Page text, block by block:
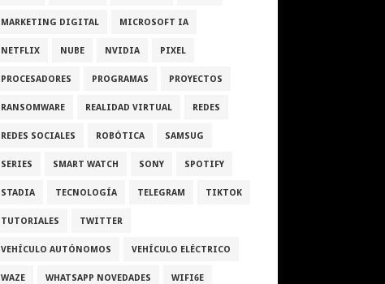
MARKETING DIGITAL MICROSOFT IA
NETFLIX NUBE NVIDIA PIXEL
PROCESADORES PROGRAMAS PROYECTOS
RANSOMWARE REALIDAD VIRTUAL REDES
REDES SOCIALES ROBÓTICA SAMSUG
SERIES SMART WATCH SONY SPOTIFY
STADIA TECNOLOGÍA TELEGRAM TIKTOK
TUTORIALES TWITTER
VEHÍCULO AUTÓNOMOS VEHÍCULO ELÉCTRICO
WAZE WHATSAPP NOVEDADES WIFI6E